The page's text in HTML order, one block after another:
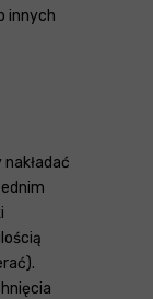
innych